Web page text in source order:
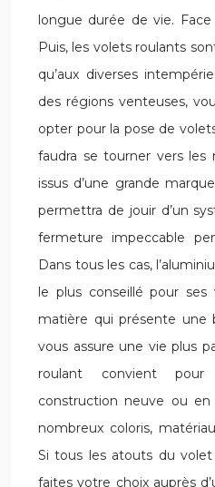
longue durée de vie.
Puis, les volets roulants
qu’aux diverses
des régions venteuses,
opter pour la pose de
faudra se tourner vers les
issus d’une grande
permettra de jouir d’un
fermeture impeccable
Dans tous les cas,
le plus conseillé pour ses
matière qui présente une
vous assure une vie plus
roulant convient
construction neuve ou
nombreux coloris,
Si tous les atouts du
faites votre choix auprès